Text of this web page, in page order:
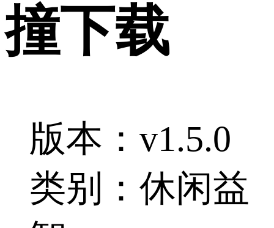
撞下载
版本：v1.5.0
类别：休闲益